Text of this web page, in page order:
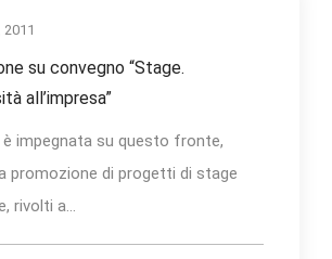
su convegno “Stage.
all’impresa”
è impegnata su questo fronte,
promozione di progetti di stage
rivolti a...